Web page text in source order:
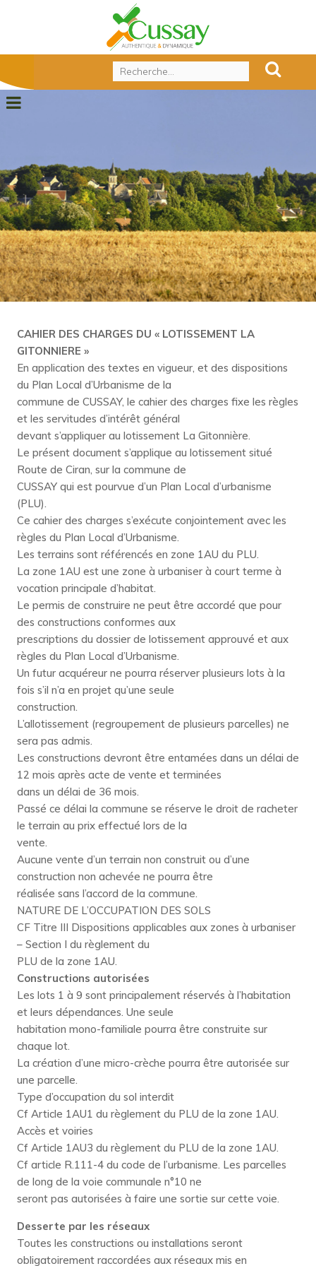
CAHIER DES CHARGES DU « LOTISSEMENT LA
GITONNIERE »
En application des textes en vigueur, et des dispositions
du Plan Local d’Urbanisme de la
commune de CUSSAY, le cahier des charges fixe les règles
et les servitudes d’intérêt général
devant s’appliquer au lotissement La Gitonnière.
Le présent document s’applique au lotissement situé
Route de Ciran, sur la commune de
CUSSAY qui est pourvue d’un Plan Local d’urbanisme
(PLU).
Ce cahier des charges s’exécute conjointement avec les
règles du Plan Local d’Urbanisme.
Les terrains sont référencés en zone 1AU du PLU.
La zone 1AU est une zone à urbaniser à court terme à
vocation principale d’habitat.
Le permis de construire ne peut être accordé que pour
des constructions conformes aux
prescriptions du dossier de lotissement approuvé et aux
règles du Plan Local d’Urbanisme.
Un futur acquéreur ne pourra réserver plusieurs lots à la
fois s’il n’a en projet qu’une seule
construction.
L’allotissement (regroupement de plusieurs parcelles) ne
sera pas admis.
Les constructions devront être entamées dans un délai de
12 mois après acte de vente et terminées
dans un délai de 36 mois.
Passé ce délai la commune se réserve le droit de racheter
le terrain au prix effectué lors de la
vente.
Aucune vente d’un terrain non construit ou d’une
construction non achevée ne pourra être
réalisée sans l’accord de la commune.
NATURE DE L’OCCUPATION DES SOLS
CF Titre III Dispositions applicables aux zones à urbaniser
– Section I du règlement du
PLU de la zone 1AU.
Constructions autorisées
Les lots 1 à 9 sont principalement réservés à l’habitation
et leurs dépendances. Une seule
habitation mono-familiale pourra être construite sur
chaque lot.
La création d’une micro-crèche pourra être autorisée sur
une parcelle.
Type d’occupation du sol interdit
Cf Article 1AU1 du règlement du PLU de la zone 1AU.
Accès et voiries
Cf Article 1AU3 du règlement du PLU de la zone 1AU.
Cf article R.111-4 du code de l’urbanisme. Les parcelles
de long de la voie communale n°10 ne
seront pas autorisées à faire une sortie sur cette voie.
Desserte par les réseaux
Toutes les constructions ou installations seront
obligatoirement raccordées aux réseaux mis en